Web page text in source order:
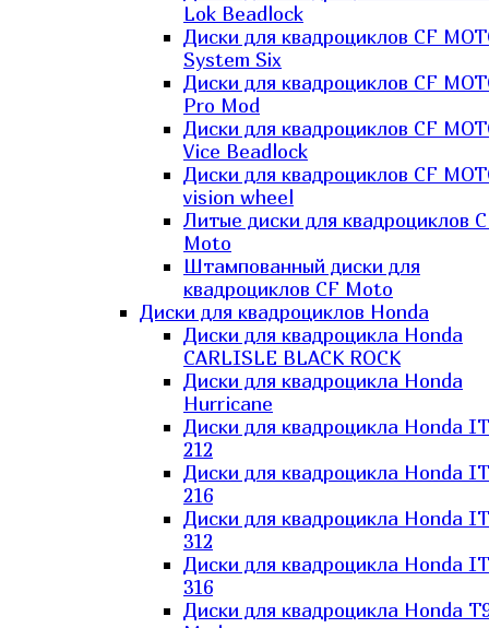
Lok Beadlock
Диски для квадроциклов CF
System Six
Диски для квадроциклов CF
Pro Mod
Диски для квадроциклов CF
Vice Beadlock
Диски для квадроциклов CF
vision wheel
Литые диски для квадроциклов
Moto
Штампованный диски для
квадроциклов CF Moto
Диски для квадроциклов Honda
Диски для квадроцикла Honda
CARLISLE BLACK ROCK
Диски для квадроцикла Honda
Hurricane
Диски для квадроцикла Honda
212
Диски для квадроцикла Honda
216
Диски для квадроцикла Honda
312
Диски для квадроцикла Honda
316
Диски для квадроцикла Honda